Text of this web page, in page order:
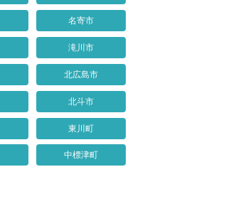
名寄市
滝川市
北広島市
北斗市
東川町
中標津町